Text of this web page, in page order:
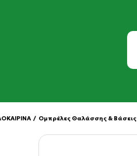
/ Ομπρέλες Θαλάσσης & Βάσεις